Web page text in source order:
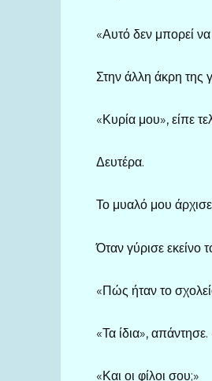
«Αυτό δεν μπορεί
Στην άλλη άκρη της
«Κυρία μου», είπε
Δευτέρα.
Το μυαλό μου
Όταν γύρισε εκείνο
«Πώς ήταν το
«Τα ίδια»,
«Και οι φίλοι σου;»